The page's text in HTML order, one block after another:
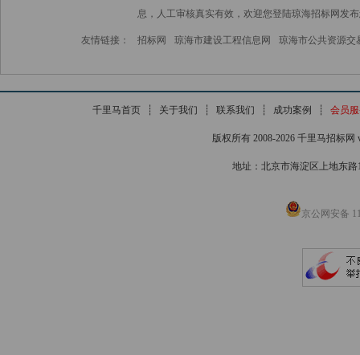
息，人工审核真实有效，欢迎您登陆琼海招标网发
友情链接： 招标网 琼海市建设工程信息网 琼海市公共资源交
千里马首页 ┊ 关于我们 ┊ 联系我们 ┊ 成功案例 ┊ 会员
版权所有 2008-2026 千里马招标网
地址：北京市海淀区上地东
京公网安备